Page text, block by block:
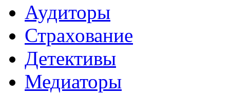
Аудиторы
Страхование
Детективы
Медиаторы